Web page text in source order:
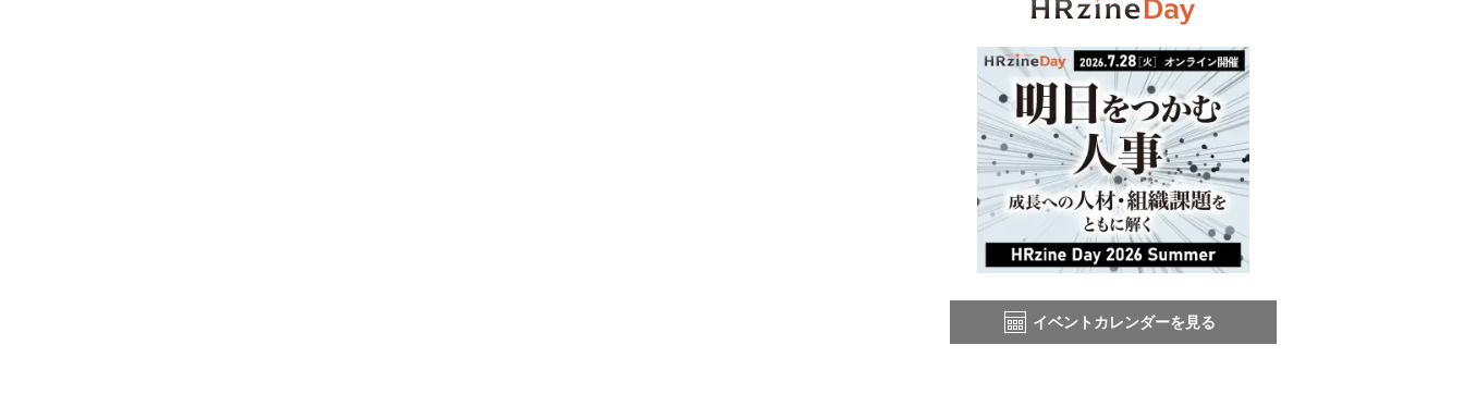
イベントカレンダーを見る